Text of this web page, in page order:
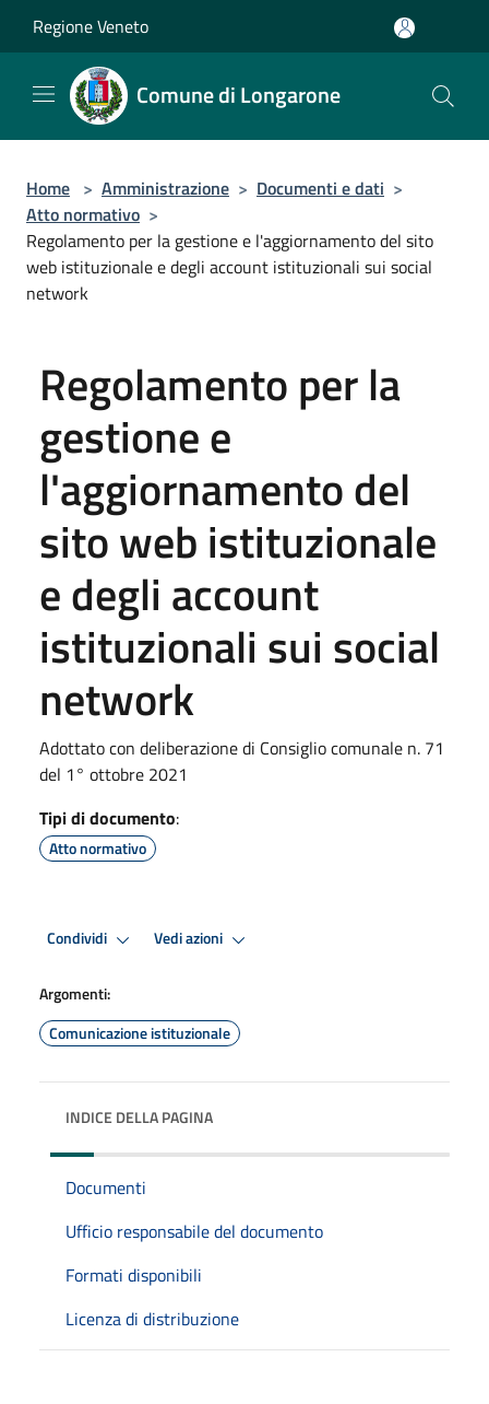
Regione Veneto
Comune di Longarone
Home > Amministrazione > Documenti e dati >
Atto normativo >
Regolamento per la gestione e l'aggiornamento del sito
web istituzionale e degli account istituzionali sui social
network
Regolamento per la
gestione e
l'aggiornamento del
sito web istituzionale
e degli account
istituzionali sui social
network
Adottato con deliberazione di Consiglio comunale n. 71
del 1° ottobre 2021
Tipi di documento:
Atto normativo
Condividi Vedi azioni
Argomenti:
Comunicazione istituzionale
INDICE DELLA PAGINA
Documenti
Ufficio responsabile del documento
Formati disponibili
Licenza di distribuzione